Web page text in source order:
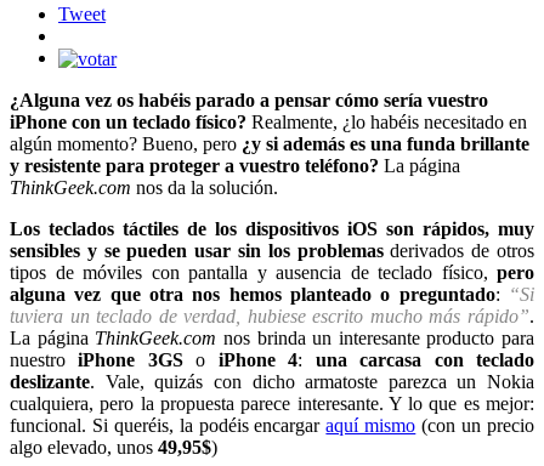
Tweet
¿Alguna vez os habéis parado a pensar cómo sería vuestro
iPhone con un teclado físico? Realmente, ¿lo habéis necesitado en
algún momento? Bueno, pero ¿y si además es una funda brillante
y resistente para proteger a vuestro teléfono? La página
ThinkGeek.com nos da la solución.
Los teclados táctiles de los dispositivos iOS son rápidos, muy
sensibles y se pueden usar sin los problemasderivados de otros
tipos de móviles con pantalla y ausencia de teclado físico, pero
alguna vez que otra nos hemos planteado o preguntado: “Si
tuviera un teclado de verdad, hubiese escrito mucho más rápido”.
La página ThinkGeek.com nos brinda un interesante producto para
nuestroiPhone 3GSo iPhone 4: una carcasa con teclado
deslizante. Vale, quizás con dicho armatoste parezca un Nokia
cualquiera, pero la propuesta parece interesante. Y lo que es mejor:
funcional. Si queréis, la podéis encargaraquí mismo (con un precio
algo elevado, unos 49,95$)